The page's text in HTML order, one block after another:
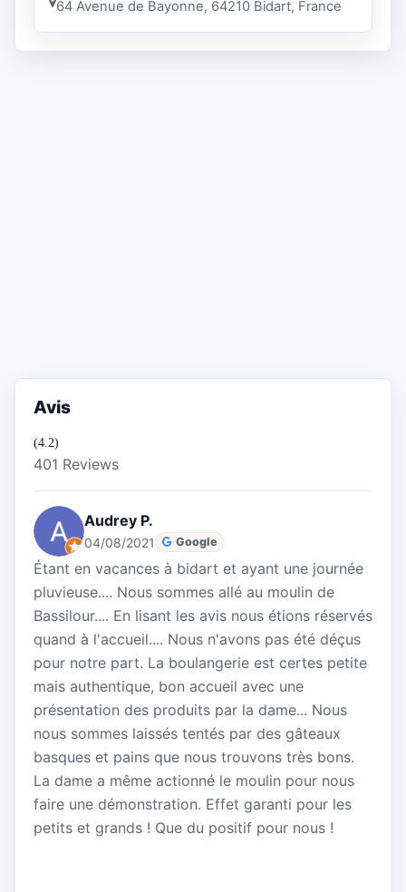
64 Avenue de Bayonne, 64210 Bidart, France
Avis
(4.2)
401 Reviews
Audrey P.
04/08/2021 Google
Étant en vacances à bidart et ayant une journée
pluvieuse.... Nous sommes allé au moulin de
Bassilour.... En lisant les avis nous étions réservés
quand à l'accueil.... Nous n'avons pas été déçus
pour notre part. La boulangerie est certes petite
mais authentique, bon accueil avec une
présentation des produits par la dame... Nous
nous sommes laissés tentés par des gâteaux
basques et pains que nous trouvons très bons.
La dame a même actionné le moulin pour nous
faire une démonstration. Effet garanti pour les
petits et grands ! Que du positif pour nous !